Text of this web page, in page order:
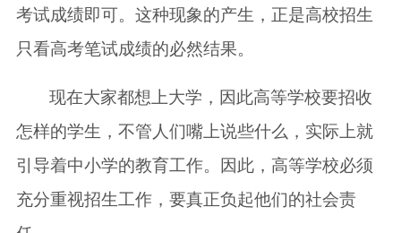
考试成绩即可。这种现象的产生，正是高校招生
只看高考笔试成绩的必然结果。
现在大家都想上大学，因此高等学校要招收
怎样的学生，不管人们嘴上说些什么，实际上就
引导着中小学的教育工作。因此，高等学校必须
充分重视招生工作，要真正负起他们的社会责